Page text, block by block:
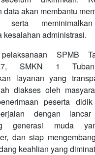
data akan membantu
serta
kesalahan administrasi.
SPMB
SMKN 1 Tuban
layanan yang
diakses oleh
peserta
dengan
generasi muda
dan siap
keahlian yang